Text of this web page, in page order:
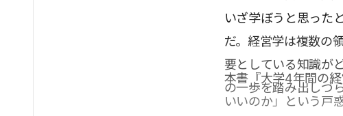
いざ学ぼうと思った
だ。経営学は複数の
要としている知識が
の一歩を踏み出しづ
本書『大学4年間の
いいのか」という戸